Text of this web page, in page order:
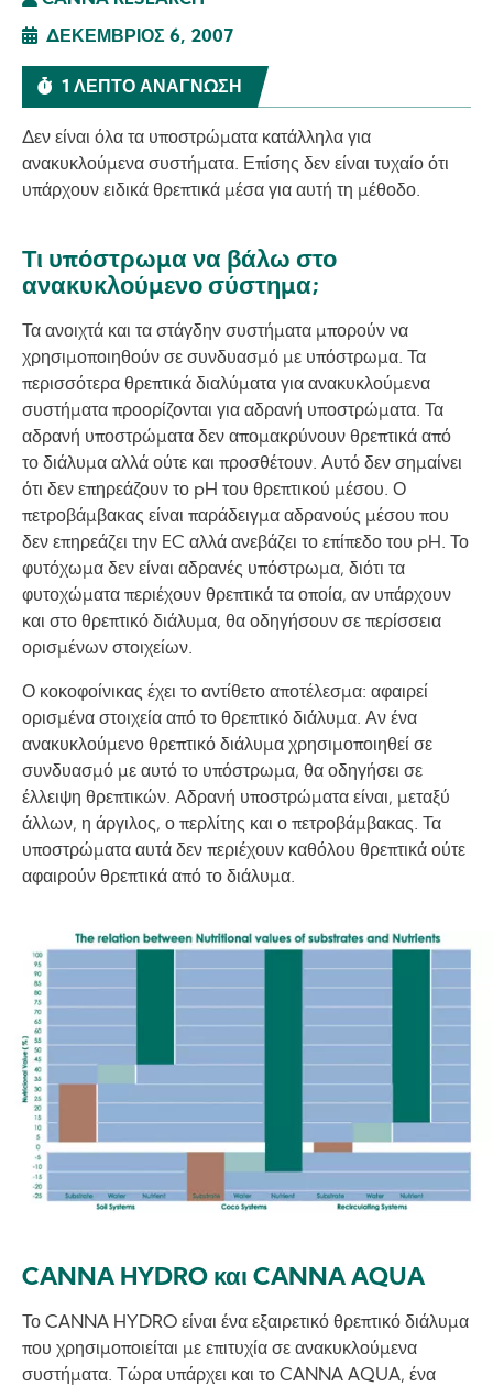
ΔΕΚΈΜΒΡΙΟΣ 6, 2007
1 ΛΕΠΤΌ ΑΝΆΓΝΩΣΗ
Δεν είναι όλα τα υποστρώματα κατάλληλα για
ανακυκλούμενα συστήματα. Επίσης δεν είναι τυχαίο ότι
υπάρχουν ειδικά θρεπτικά μέσα για αυτή τη μέθοδο.
Τι υπόστρωμα να βάλω στο
ανακυκλούμενο σύστημα;
Τα ανοιχτά και τα στάγδην συστήματα μπορούν να
χρησιμοποιηθούν σε συνδυασμό με υπόστρωμα. Τα
περισσότερα θρεπτικά διαλύματα για ανακυκλούμενα
συστήματα προορίζονται για αδρανή υποστρώματα. Τα
αδρανή υποστρώματα δεν απομακρύνουν θρεπτικά από
το διάλυμα αλλά ούτε και προσθέτουν. Αυτό δεν σημαίνει
ότι δεν επηρεάζουν το pH του θρεπτικού μέσου. Ο
πετροβάμβακας είναι παράδειγμα αδρανούς μέσου που
δεν επηρεάζει την EC αλλά ανεβάζει το επίπεδο του pH. Το
φυτόχωμα δεν είναι αδρανές υπόστρωμα, διότι τα
φυτοχώματα περιέχουν θρεπτικά τα οποία, αν υπάρχουν
και στο θρεπτικό διάλυμα, θα οδηγήσουν σε περίσσεια
ορισμένων στοιχείων.
Ο κοκοφοίνικας έχει το αντίθετο αποτέλεσμα: αφαιρεί
ορισμένα στοιχεία από το θρεπτικό διάλυμα. Αν ένα
ανακυκλούμενο θρεπτικό διάλυμα χρησιμοποιηθεί σε
συνδυασμό με αυτό το υπόστρωμα, θα οδηγήσει σε
έλλειψη θρεπτικών. Αδρανή υποστρώματα είναι, μεταξύ
άλλων, η άργιλος, ο περλίτης και ο πετροβάμβακας. Τα
υποστρώματα αυτά δεν περιέχουν καθόλου θρεπτικά ούτε
αφαιρούν θρεπτικά από το διάλυμα.
CANNA HYDRO και CANNA AQUA
Το CANNA HYDRO είναι ένα εξαιρετικό θρεπτικό διάλυμα
που χρησιμοποιείται με επιτυχία σε ανακυκλούμενα
συστήματα. Τώρα υπάρχει και το CANNA AQUA, ένα